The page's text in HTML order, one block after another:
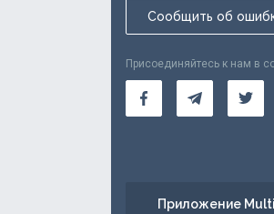
Сообщить об
Присоединяйтесь к нам в
Приложение